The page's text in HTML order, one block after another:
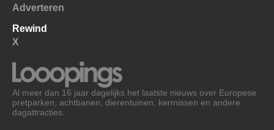
Adverteren
Rewind
X
Al meer dan 16 jaar dagelijks het laatste nieuws over Europese
pretparken, achtbanen, dierentuinen, kermissen en andere
dagattracties.